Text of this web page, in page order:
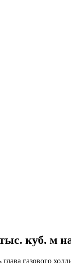
куб. м
газового